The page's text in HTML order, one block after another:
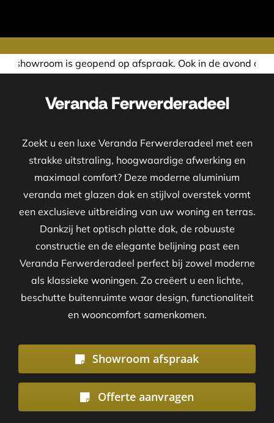
op afspraak. Ook in de avond of in het weekend
Veranda Ferwerderadeel
Zoekt u een luxe Veranda Ferwerderadeel met een
strakke uitstraling, hoogwaardige afwerking en
maximaal comfort? Deze moderne aluminium
veranda met glazen dak en stijlvol overstek vormt
een exclusieve uitbreiding van uw woning en terras.
Dankzij het optisch platte dak, de robuuste
constructie en de elegante belijning past een
Veranda Ferwerderadeel perfect bij zowel moderne
als klassieke woningen. Zo creëert u een lichte,
beschutte buitenruimte waar design, functionaliteit
en wooncomfort samenkomen.
Showroom afspraak
Offerte aanvragen